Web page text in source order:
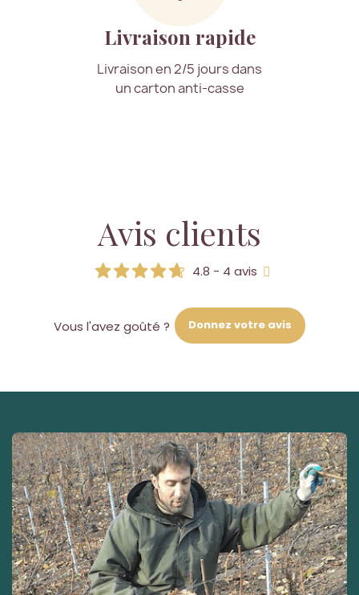
Livraison rapide
Livraison en 2/5 jours dans
un carton anti-casse
Avis clients
4.8 - 4 avis
Vous l'avez goûté ? Donnez votre avis